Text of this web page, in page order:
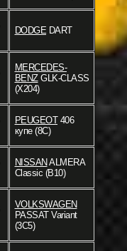
DODGEDART
MERCEDES-
BENZGLK-CLASS
(X204)
PEUGEOT406
купе (8C)
NISSAN ALMERA
Classic (B10)
VOLKSWAGEN
PASSAT Variant
(3C5)